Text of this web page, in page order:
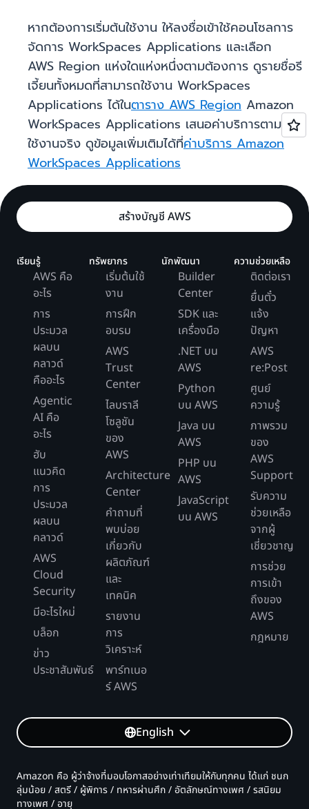
หากต้องการเริ่มต้นใช้งาน ให้ลงชื่อเข้าใช้คอนโซลการ
จัดการ WorkSpaces Applications และเลือก
AWS Region แห่งใดแห่งหนึ่งตามต้องการ ดูรายชื่อรี
เจี้ยนทั้งหมดที่สามารถใช้งาน WorkSpaces
Applications ได้ในตาราง AWS Region Amazon
WorkSpaces Applications เสนอค่าบริการตามการ
ใช้งานจริง ดูข้อมูลเพิ่มเติมได้ที่ค่าบริการ Amazon
WorkSpaces Applications
สร้างบัญชี AWS
เรียนรู้
AWS คือ
อะไร
การ
ประมวล
ผลบน
คลาวด์
คืออะไร
Agentic
AI คือ
อะไร
ฮับ
แนวคิด
การ
ประมวล
ผลบน
คลาวด์
AWS
Cloud
Security
มีอะไรใหม่
บล็อก
ข่าว
ประชาสัมพันธ์
ทรัพยากร
เริ่มต้นใช้
งาน
การฝึก
อบรม
AWS
Trust
Center
ไลบราลี
โซลูชัน
ของ
AWS
Architecture
Center
คำถามที่
พบบ่อย
เกี่ยวกับ
ผลิตภัณฑ์
และ
เทคนิค
รายงาน
การ
วิเคราะห์
พาร์ทเนอ
ร์ AWS
นักพัฒนา
Builder
Center
SDK และ
เครื่องมือ
.NET บน
AWS
Python
บน AWS
Java บน
AWS
PHP บน
AWS
JavaScript
บน AWS
ความช่วยเหลือ
ติดต่อเรา
ยื่นตั๋ว
แจ้ง
ปัญหา
AWS
re:Post
ศูนย์
ความรู้
ภาพรวม
ของ
AWS
Support
รับความ
ช่วยเหลือ
จากผู้
เชี่ยวชาญ
การช่วย
การเข้า
ถึงของ
AWS
กฎหมาย
English
Amazon คือ ผู้ว่าจ้างที่มอบโอกาสอย่างเท่าเทียมให้กับทุกคน ได้แก่ ชนก
ลุ่มน้อย / สตรี / ผู้พิการ / ทหารผ่านศึก / อัตลักษณ์ทางเพศ / รสนิยม
ทางเพศ / อายุ